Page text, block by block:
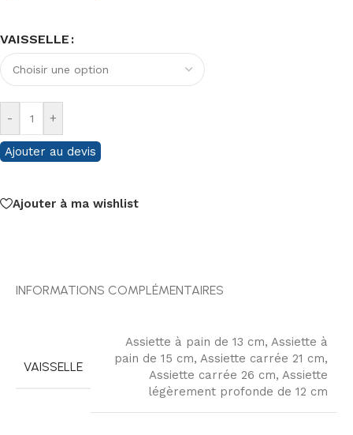
VAISSELLE
- +
Ajouter au devis
Ajouter à ma wishlist
INFORMATIONS COMPLÉMENTAIRES
VAISSELLE
Assiette à pain de 13 cm, Assiette à
pain de 15 cm, Assiette carrée 21 cm,
Assiette carrée 26 cm, Assiette
légèrement profonde de 12 cm